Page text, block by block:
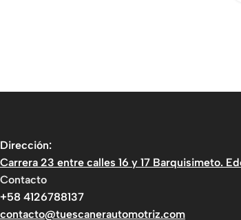
Dirección:
Carrera 23 entre calles 16 y 17 Barquisimeto.
Contacto
+58 4126788137
contacto@tuescanerautomotriz.com